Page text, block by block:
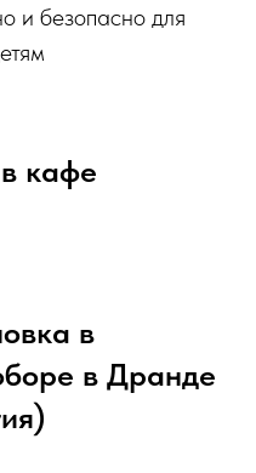
и безопасно для
кафе
в
в Дранде